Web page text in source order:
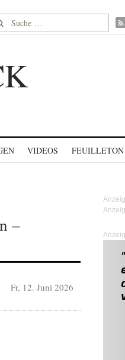
nach:
VIDEOS FEUILLETON
–
Fr, 12. Juni 2026